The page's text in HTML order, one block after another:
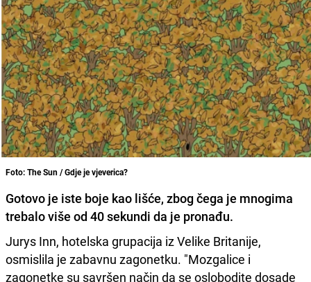
Foto: The Sun / Gdje je vjeverica?
Gotovo je iste boje kao lišće, zbog čega je mnogima
trebalo više od 40 sekundi da je pronađu.
Jurys Inn, hotelska grupacija iz Velike Britanije,
osmislila je zabavnu zagonetku. "Mozgalice i
zagonetke su savršen način da se oslobodite dosade